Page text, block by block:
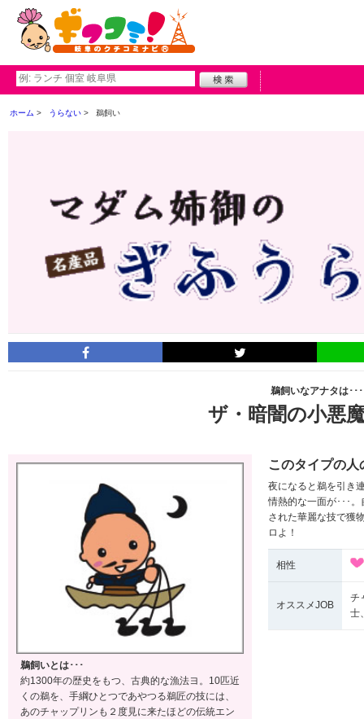
ホーム うらない 鵜飼い
鵜飼いなアナタは･･･
ザ・暗闇の小悪
鵜飼いとは･･･
約1300年の歴史をもつ、古典的な漁法ヨ。10匹近
くの鵜を、手綱ひとつであやつる鵜匠の技には、
あのチャップリンも２度見に来たほどの伝統エン
このタイプの人
夜になると鵜を引き
情熱的な一面が･･･
された華麗な技で獲
ロよ！
相性
オススメJOB
チ
士